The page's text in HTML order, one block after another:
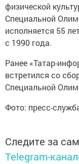
физической
Специальной
исполняется 55
с 1990 года.
Ранее «Татар-
встретился со
Специальной
Фото: пресс-
Следите за
Telegram-